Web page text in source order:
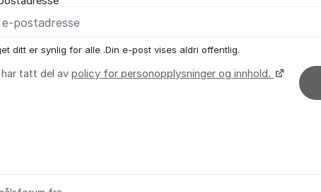
ditt er synlig for alle .Din e-post vises aldri offentlig.
tatt del av policy for personopplysninger og innhold.